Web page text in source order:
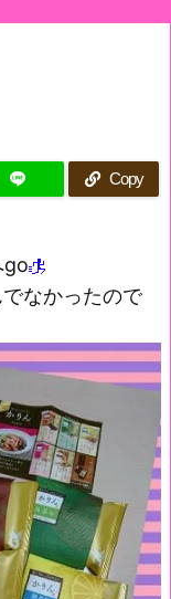
Copy
go
なかったので